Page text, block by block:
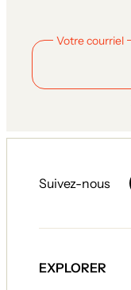
Votre courriel
Suivez-nous
EXPLORER